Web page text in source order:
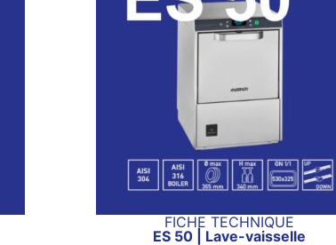
FICHE TECHNIQUE
ES 50 | Lave-vaisselle